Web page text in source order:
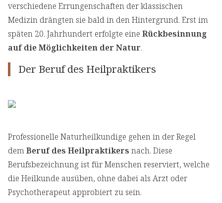
verschiedene Errungenschaften der klassischen
Medizin drängten sie bald in den Hintergrund. Erst im
späten 20. Jahrhundert erfolgte eine Rückbesinnung
auf die Möglichkeiten der Natur.
Der Beruf des Heilpraktikers
Professionelle Naturheilkundige gehen in der Regel
demBeruf des Heilpraktikers nach. Diese
Berufsbezeichnung ist für Menschen reserviert, welche
die Heilkunde ausüben, ohne dabei als Arzt oder
Psychotherapeut approbiert zu sein.